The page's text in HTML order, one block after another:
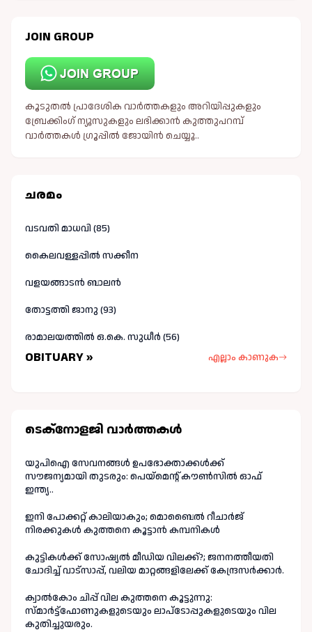
JOIN GROUP
കൂടുതൽ പ്രാദേശിക വാർത്തകളും അറിയിപ്പുകളും
ബ്രേക്കിംഗ് ന്യൂസുകളും ലഭിക്കാൻ കുത്തുപറമ്പ്
വാർത്തകൾ ഗ്രൂപ്പിൽ ജോയിൻ ചെയ്യൂ..
ചരമം
വടവതി മാധവി (85)
കൈലവള്ളപ്പിൽ സക്കീന
വളയങ്ങാടൻ ബാലൻ
തോട്ടത്തി ജാനു (93)
രാമാലയത്തിൽ ഒ.കെ. സുധീർ (56)
OBITUARY » എല്ലാം കാണുക
ടെക്നോളജി വാർത്തകള്‍
യുപിഐ സേവനങ്ങൾ ഉപഭോക്താക്കൾക്ക്
സൗജന്യമായി തുടരും: പെയ്മെന്റ് കൗൺസിൽ ഓഫ്
ഇന്ത്യ..
ഇനി പോക്കറ്റ് കാലിയാകും; മൊബൈൽ റീചാർജ്
നിരക്കുകൾ കുത്തനെ കൂട്ടാൻ കമ്പനികൾ
കുട്ടികൾക്ക് സോഷ്യൽ മീഡിയ വിലക്ക്?; ജനനത്തീയതി
ചോദിച്ച് വാട്‌സാപ്പ്, വലിയ മാറ്റങ്ങളിലേക്ക് കേന്ദ്രസർക്കാർ.
ക്വാൽകോം ചിപ്പ് വില കുത്തനെ കൂട്ടുന്നു:
സ്മാർട്ട്ഫോണുകളുടെയും ലാപ്ടോപ്പുകളുടെയും വില
കുതിച്ചുയരും.